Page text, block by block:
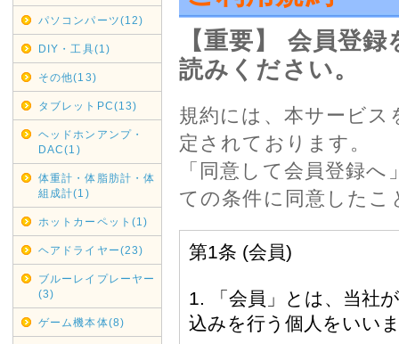
パソコンパーツ(12)
DIY・工具(1)
その他(13)
タブレットPC(13)
ヘッドホンアンプ・
DAC(1)
体重計・体脂肪計・体
組成計(1)
ホットカーペット(1)
ヘアドライヤー(23)
ブルーレイプレーヤー
(3)
ゲーム機本体(8)
通常商品対象
九州全域 9月5日(土)～
期間変更の可能性もご
2020年07月16日
沖縄・北海道・離島
本日2020/07/16をもち
ていただきます。
縄・北海道・離島から
【重要】 会員登
読みください。
規約には、本サービ
定されております。
「同意して会員登録
ての条件に同意した